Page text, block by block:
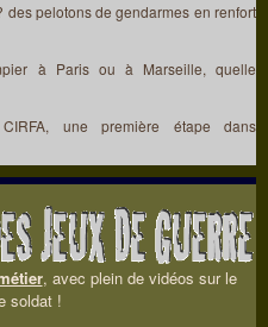
des pelotons de gendarmes en renfort
à Paris ou à Marseille, quelle
une première étape dans
, avec plein de vidéos sur le
soldat !